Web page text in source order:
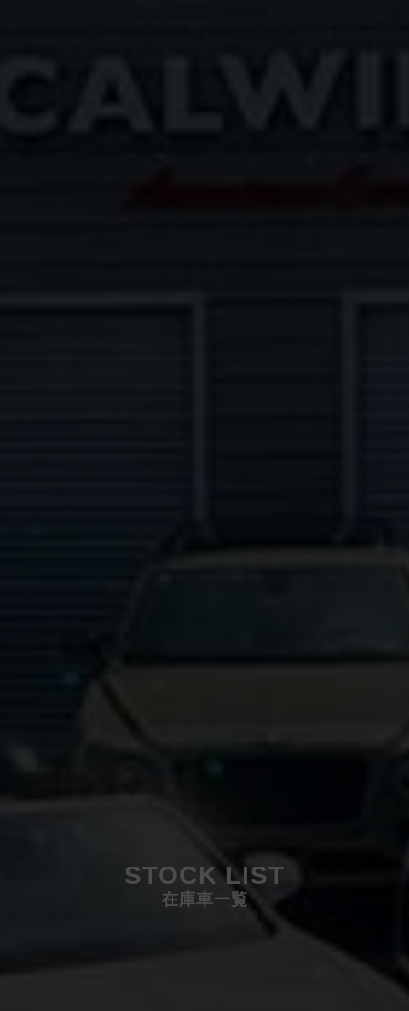
STOCK LIST
在庫車一覧